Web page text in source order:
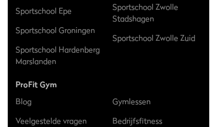
Sportschool Epe
Sportschool Groningen
Sportschool Hardenberg
Marslanden
Sportschool Zwolle
Stadshagen
Sportschool Zwolle Zuid
ProFit Gym
Blog
Veelgestelde vragen
Gymlessen
Bedrijfsfitness